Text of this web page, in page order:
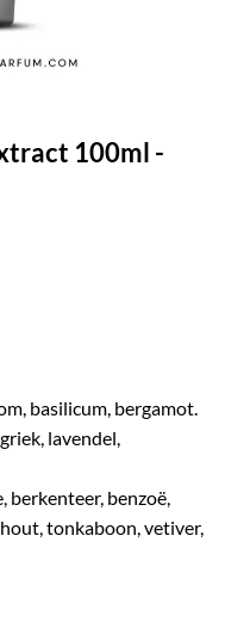
100ml -
basilicum, bergamot.
lavendel,
berkenteer, benzoë,
tonkaboon, vetiver,